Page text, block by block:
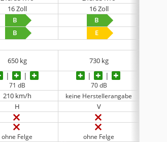
16 Zoll
16 Zoll
B
B
B
E
650 kg 730 kg
71 dB 70 dB
210 km/h keine Herstellerangabe
H
V
ohne Felge ohne Felge